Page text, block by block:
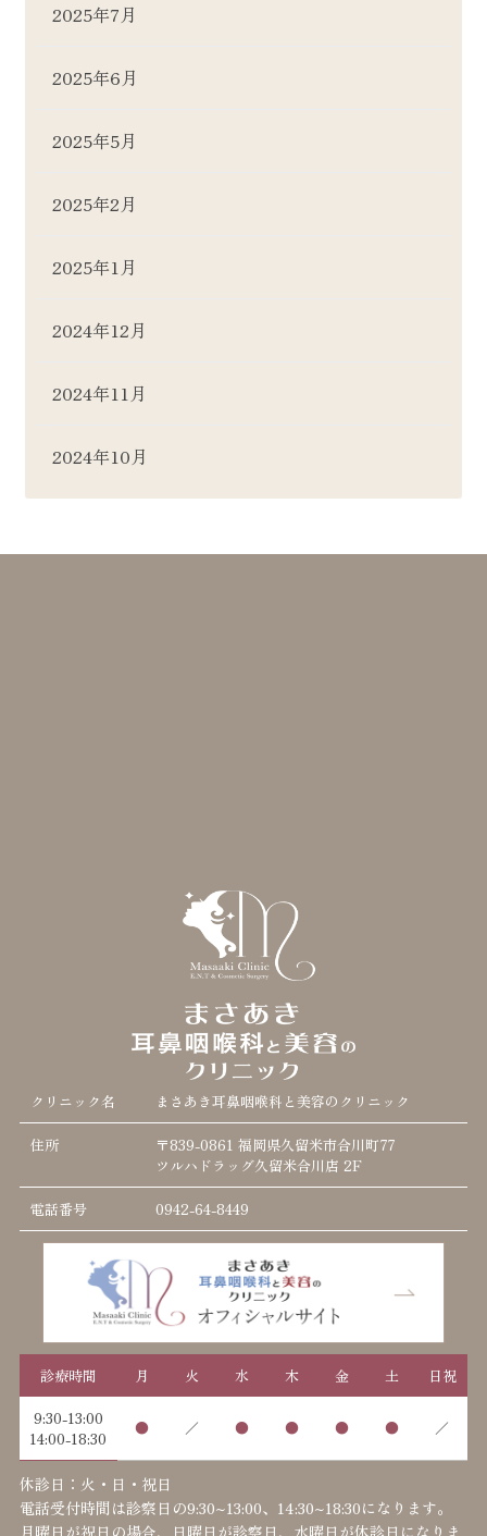
2025年7月
2025年6月
2025年5月
2025年2月
2025年1月
2024年12月
2024年11月
2024年10月
クリニック名 まさあき耳鼻咽喉科と美容のクリニック
住所
〒839-0861 福岡県久留米市合川町77
ツルハドラッグ久留米合川店 2F
電話番号 0942-64-8449
診療時間 月 火 水 木 金 土 日祝
9:30-13:00
14:00-18:30
● ／ ● ● ● ● ／
休診日：火・日・祝日
電話受付時間は診察日の9:30~13:00、14:30~18:30になります。
月曜日が祝日の場合、日曜日が診察日、水曜日が休診日になりま